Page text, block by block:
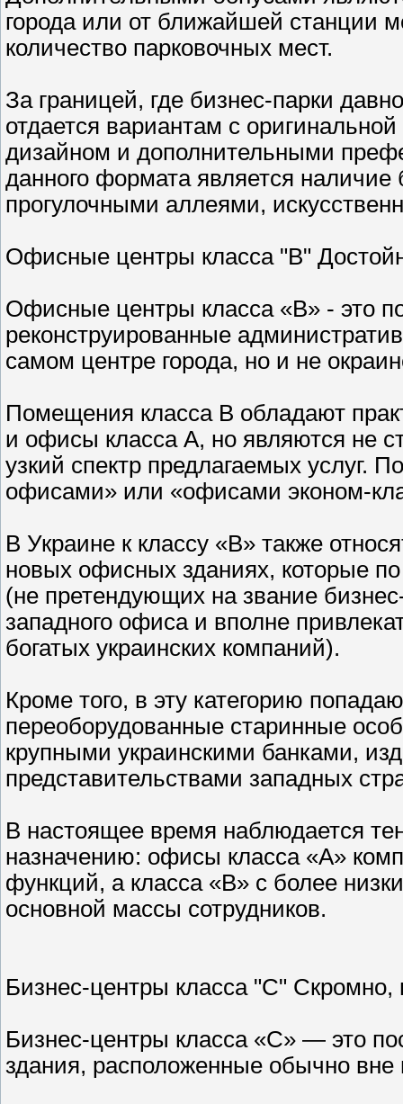
города или от ближайшей станции
количество парковочных мест.
За границей, где бизнес-парки
отдается вариантам с
дизайном и дополнительными
данного формата является
прогулочными аллеями,
Офисные центры класса "В"
Офисные центры класса «В» - это
реконструированные
самом центре города, но и не
Помещения класса В обладают
и офисы класса А, но являются не
узкий спектр предлагаемых услуг.
офисами» или «офисами эконом-
В Украине к классу «В» также
новых офисных зданиях, которые
(не претендующих на звание
западного офиса и вполне
богатых украинских компаний).
Кроме того, в эту категорию
переоборудованные старинные
крупными украинскими банками,
представительствами западных
В настоящее время наблюдается
назначению: офисы класса «А»
функций, а класса «В» с более
основной массы сотрудников.
Бизнес-центры класса "С" Скромно,
Бизнес-центры класса «С» — это
здания, расположенные обычно вне